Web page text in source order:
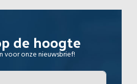
de hoogte
voor onze nieuwsbrief!